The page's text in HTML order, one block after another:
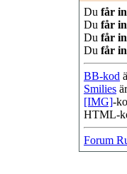
Du får
Du får
Du får
Du får
BB-kod
Smilies
[IMG]-
HTML-
Forum